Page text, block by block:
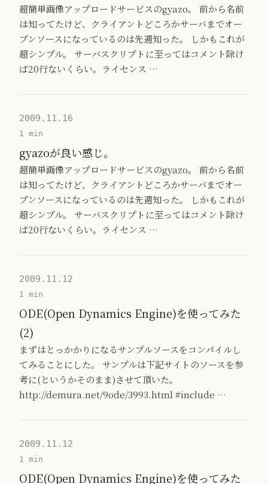
超簡単画像アップロードサービスのgyazo。 前から名前
は知ってたけど、クライアントどころかサーバまでオー
プンソースになっているのは先週知った。 しかもこれが
超シンプル。 サーバスクリプトに至ってはコメント除け
ば20行ないくらい。ライセンス …
2009.11.16
1 min
gyazoが良い感じ。
超簡単画像アップロードサービスのgyazo。 前から名前
は知ってたけど、クライアントどころかサーバまでオー
プンソースになっているのは先週知った。 しかもこれが
超シンプル。 サーバスクリプトに至ってはコメント除け
ば20行ないくらい。ライセンス …
2009.11.12
1 min
ODE(Open Dynamics Engine)を使ってみた
(2)
まずはとっかかりになるサンプルソースをコンパイルし
てみることにした。 サンプルは下記サイトのソースを参
考に(というかそのまま)させて頂いた。
http://demura.net/9ode/3993.html #include …
2009.11.12
1 min
ODE(Open Dynamics Engine)を使ってみた